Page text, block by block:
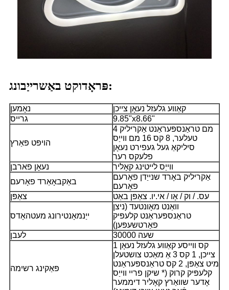
פּראָדוקט באַשרייַבונג:
נאָמען
קאַווע גלעזל נעאָן צייכן
גרייס
9.85"x8.66"
הויפּט פּאַרץ
4 מם טראַנספּעראַנט אַקריליק
טעלער, 8 קס 16 מם ווייַס
סיליקאַ געל געפירט נעאָן
פלעקס רער
נעאָן פארבן
ווייַס לייטינג קאָליר
באַקבאָאַרד פאָרעם
אַקריליק באָרד שנייַדן פאָרעם
פאָרעם
צאַפּן
עס. / וק / אָו / אי.יו. צאַפּן באַט
ייַנמאָנטירונג מעטהאָדס
וואַנט מאָונטעד (ניצן
טראַנספּעראַנט קלעפּיק
פאַרטשעפּען)
לעבן
30000 שעה
פּאַקינג רשימה
1 קס ווייסע קאַווע גלעזל נעאָן
צייכן, 1 קס 3 אַ מאַכט צושטעלן
מיט צאַפּן, 2 קס טראַנספּעראַנט
קלעפּיק קרוק (* שיקן פריי ווייַס
אָדער שוואַרץ קאָליר דיממער